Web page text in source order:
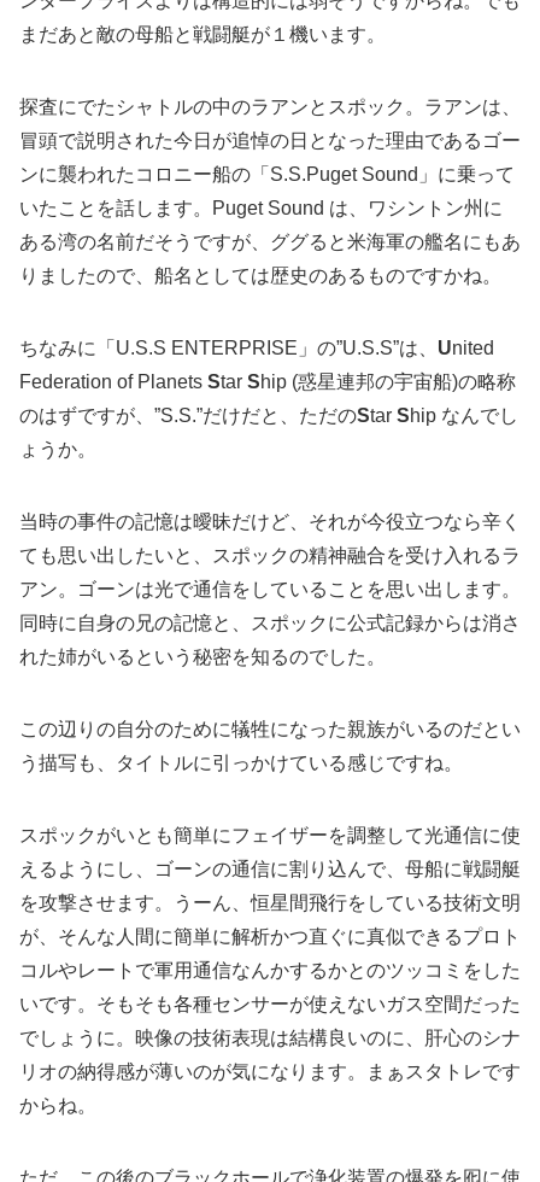
まだあと敵の母船と戦闘艇が１機います。
探査にでたシャトルの中のラアンとスポック。ラアンは、
冒頭で説明された今日が追悼の日となった理由であるゴー
ンに襲われたコロニー船の「S.S.Puget Sound」に乗って
いたことを話します。Puget Sound は、ワシントン州に
ある湾の名前だそうですが、ググると米海軍の艦名にもあ
りましたので、船名としては歴史のあるものですかね。
ちなみに「U.S.S ENTERPRISE」の”U.S.S”は、 United
Federation of Planets Star Ship (惑星連邦の宇宙船)の略称
のはずですが、”S.S.”だけだと、ただのStar Ship なんでし
ょうか。
当時の事件の記憶は曖昧だけど、それが今役立つなら辛く
ても思い出したいと、スポックの精神融合を受け入れるラ
アン。ゴーンは光で通信をしていることを思い出します。
同時に自身の兄の記憶と、スポックに公式記録からは消さ
れた姉がいるという秘密を知るのでした。
この辺りの自分のために犠牲になった親族がいるのだとい
う描写も、タイトルに引っかけている感じですね。
スポックがいとも簡単にフェイザーを調整して光通信に使
えるようにし、ゴーンの通信に割り込んで、母船に戦闘艇
を攻撃させます。うーん、恒星間飛行をしている技術文明
が、そんな人間に簡単に解析かつ直ぐに真似できるプロト
コルやレートで軍用通信なんかするかとのツッコミをした
いです。そもそも各種センサーが使えないガス空間だった
でしょうに。映像の技術表現は結構良いのに、肝心のシナ
リオの納得感が薄いのが気になります。まぁスタトレです
からね。